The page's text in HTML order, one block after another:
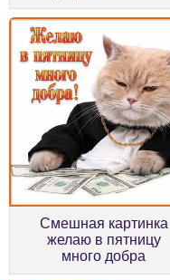
Смешная картинка
желаю в пятницу
много добра